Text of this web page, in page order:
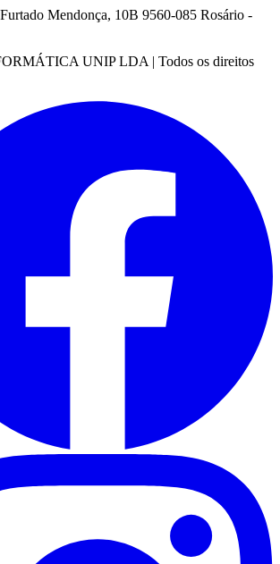
Mendonça, 10B 9560-085 Rosário -
UNIP LDA | Todos os direitos